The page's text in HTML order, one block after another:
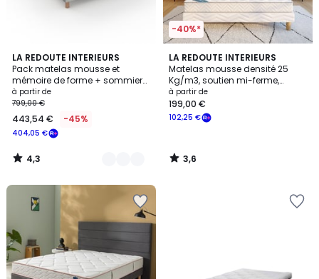
LA REDOUTE INTERIEURS
Pack matelas mousse et
mémoire de forme + sommier
+ pieds + couette +oreiller(s)
à partir de
404,05 €
799,00 €
443,54 € -45%
4,3
/ 5
2
Couleurs
4,3
/
-40%*
LA REDOUTE INTERIEURS
Matelas mousse densité 25
Kg/m3, soutien mi-ferme,
accueil moelleux
à partir de
102,25 €
199,00 €
3,6
/ 5
3,6
/